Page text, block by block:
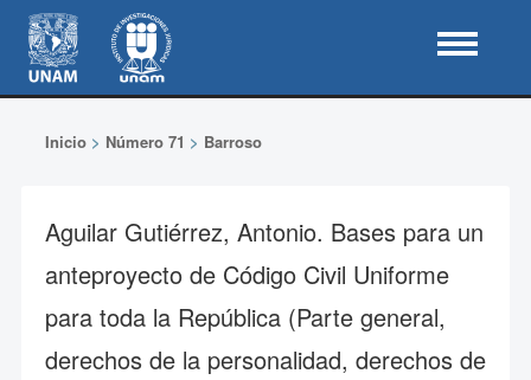
Inicio> Número 71 > Barroso
Aguilar Gutiérrez, Antonio. Bases para un
anteproyecto de Código Civil Uniforme
para toda la República (Parte general,
derechos de la personalidad, derechos de